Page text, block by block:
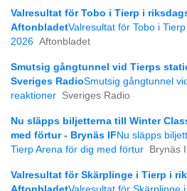
Valresultat för Tobo i Tierp i
AftonbladetValresultat för Tobo i
2026 Aftonbladet
Smutsig gångtunnel vid Tierps
Sveriges RadioSmutsig gångtunnel
reaktioner Sveriges Radio
Nu släpps biljetterna till Winter
med förtur - Brynäs IF Nu släpps
Tierp Arena för dig med förtur
Brynäs
Valresultat för Skärplinge i Tierp i